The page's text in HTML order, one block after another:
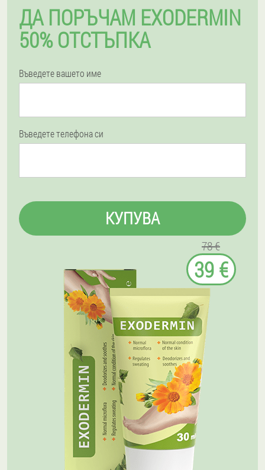
ДА ПОРЪЧАМ EXODERMIN
50% ОТСТЪПКА
Въведете вашето име
Въведете телефона си
КУПУВА
78 €
39 €